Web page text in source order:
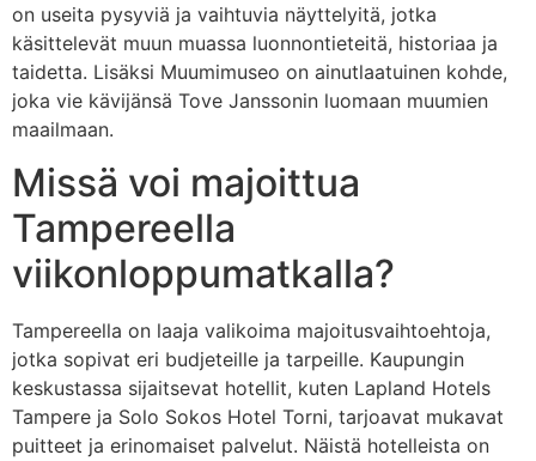
on useita pysyviä ja vaihtuvia näyttelyitä, jotka
käsittelevät muun muassa luonnontieteitä, historiaa ja
taidetta. Lisäksi Muumimuseo on ainutlaatuinen kohde,
joka vie kävijänsä Tove Janssonin luomaan muumien
maailmaan.
Missä voi majoittua
Tampereella
viikonloppumatkalla?
Tampereella on laaja valikoima majoitusvaihtoehtoja,
jotka sopivat eri budjeteille ja tarpeille. Kaupungin
keskustassa sijaitsevat hotellit, kuten Lapland Hotels
Tampere ja Solo Sokos Hotel Torni, tarjoavat mukavat
puitteet ja erinomaiset palvelut. Näistä hotelleista on